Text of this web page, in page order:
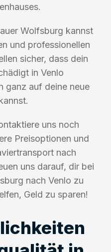
Wolfsburg kannst
und professionellen
sicher, dass dein
in Venlo
ganz auf deine neue
uns noch
Preisoptionen und
nach
uns darauf, dir bei
nach Venlo zu
Geld zu sparen!